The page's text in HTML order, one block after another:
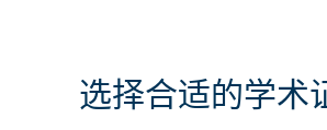
选择合适的学术